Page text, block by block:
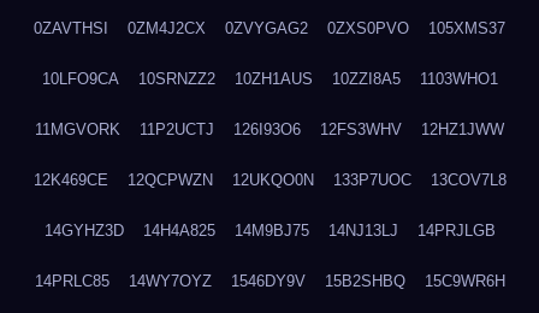
0ZAVTHSI 0ZM4J2CX 0ZVYGAG2 0ZXS0PVO 105XMS37
10LFO9CA 10SRNZZ2 10ZH1AUS 10ZZI8A5 1103WHO1
11MGVORK 11P2UCTJ 126I93O6 12FS3WHV 12HZ1JWW
12K469CE 12QCPWZN 12UKQO0N 133P7UOC 13COV7L8
14GYHZ3D 14H4A825 14M9BJ75 14NJ13LJ 14PRJLGB
14PRLC85 14WY7OYZ 1546DY9V 15B2SHBQ 15C9WR6H